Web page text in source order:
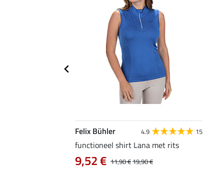
Felix Bühler 4.9 15
functioneel shirt Lana met rits
11,90 €19,90 €
9,52 €